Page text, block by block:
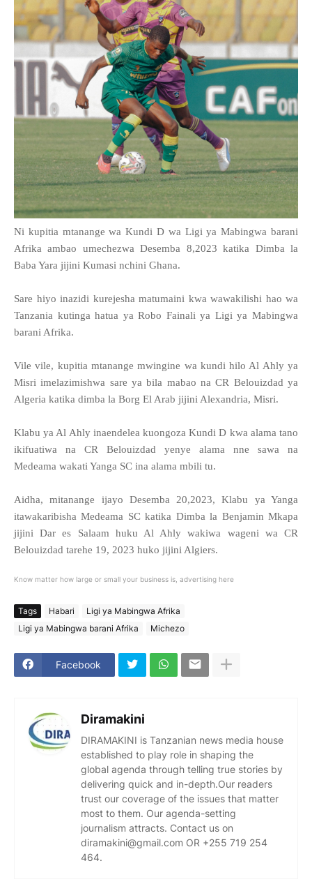
Ni kupitia mtanange wa Kundi D wa Ligi ya Mabingwa barani
Afrika ambao umechezwa Desemba 8,2023 katika Dimba la
Baba Yara jijini Kumasi nchini Ghana.
Sare hiyo inazidi kurejesha matumaini kwa wawakilishi hao wa
Tanzania kutinga hatua ya Robo Fainali ya Ligi ya Mabingwa
barani Afrika.
Vile vile, kupitia mtanange mwingine wa kundi hilo Al Ahly ya
Misri imelazimishwa sare ya bila mabao na CR Belouizdad ya
Algeria katika dimba la Borg El Arab jijini Alexandria, Misri.
Klabu ya Al Ahly inaendelea kuongoza Kundi D kwa alama tano
ikifuatiwa na CR Belouizdad yenye alama nne sawa na
Medeama wakati Yanga SC ina alama mbili tu.
Aidha, mitanange ijayo Desemba 20,2023, Klabu ya Yanga
itawakaribisha Medeama SC katika Dimba la Benjamin Mkapa
jijini Dar es Salaam huku Al Ahly wakiwa wageni wa CR
Belouizdad tarehe 19, 2023 huko jijini Algiers.
Know matter how large or small your business is, advertising here
Tags Habari
Ligi ya Mabingwa Afrika
Ligi ya Mabingwa barani Afrika
Michezo
Facebook
Diramakini
DIRAMAKINI is Tanzanian news media house
established to play role in shaping the
global agenda through telling true stories by
delivering quick and in-depth.Our readers
trust our coverage of the issues that matter
most to them. Our agenda-setting
journalism attracts. Contact us on
diramakini@gmail.com OR +255 719 254
464.